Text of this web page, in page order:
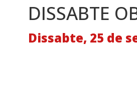
DISSABTE
Dissabte, 25 de